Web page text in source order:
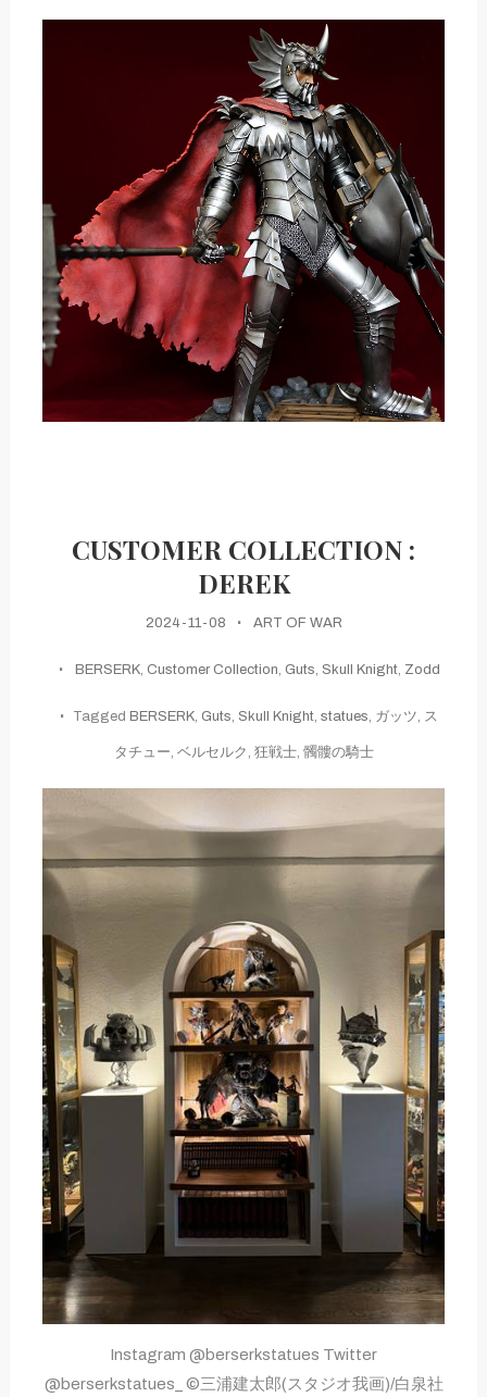
CUSTOMER COLLECTION :
DEREK
2024-11-08 ART OF WAR
BERSERK, Customer Collection, Guts, Skull Knight, Zodd
Tagged BERSERK, Guts, Skull Knight, statues, ガッツ, ス
タチュー, ベルセルク , 狂戦士, 髑髏の騎士
Instagram @berserkstatues Twitter
@berserkstatues_ ©三浦建太郎(スタジオ我画)/白泉社